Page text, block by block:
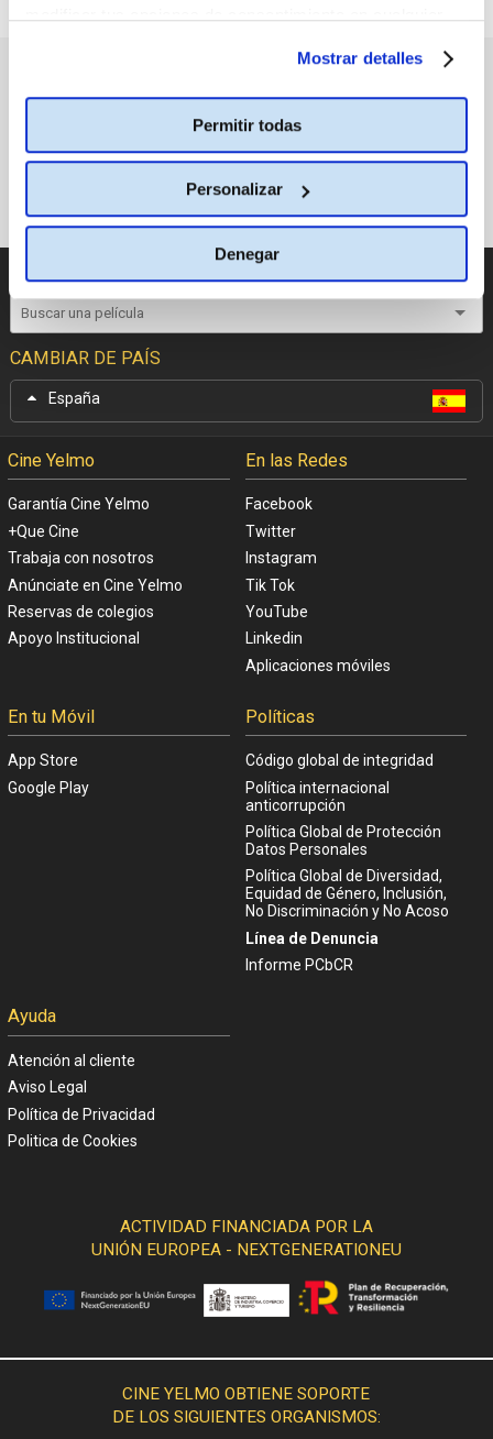
Mostrar detalles
Permitir todas
Personalizar
Denegar
CAMBIAR DE PAÍS
España
Cine Yelmo
Garantía Cine Yelmo
+Que Cine
Trabaja con nosotros
Anúnciate en Cine Yelmo
Reservas de colegios
Apoyo Institucional
En las Redes
Facebook
Twitter
Instagram
Tik Tok
YouTube
Linkedin
Aplicaciones móviles
En tu Móvil
App Store
Google Play
Políticas
Código global de integridad
Política internacional
anticorrupción
Política Global de Protección
Datos Personales
Política Global de Diversidad,
Equidad de Género, Inclusión,
No Discriminación y No Acoso
Línea de Denuncia
Informe PCbCR
Ayuda
Atención al cliente
Aviso Legal
Política de Privacidad
Politica de Cookies
ACTIVIDAD FINANCIADA POR LA
UNIÓN EUROPEA - NEXTGENERATIONEU
CINE YELMO OBTIENE SOPORTE
DE LOS SIGUIENTES ORGANISMOS: